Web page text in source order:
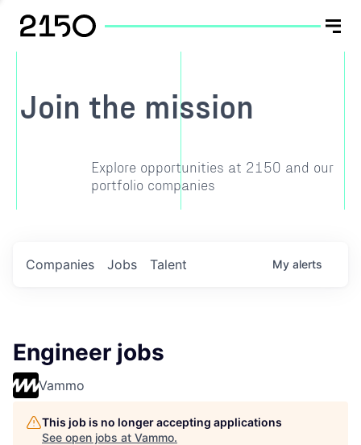
Join the mission
Explore opportunities at 2150 and our
portfolio companies
Jobs
Companies Talent My alerts
Engineer jobs
Vammo
This job is no longer accepting applications
See open jobs at Vammo.